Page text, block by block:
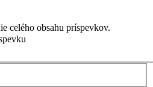
celého obsahu príspevkov.